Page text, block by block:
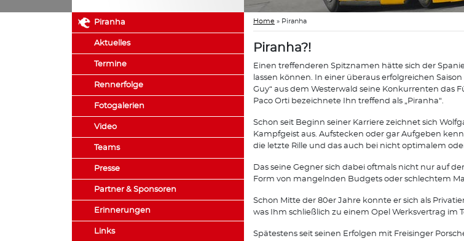
Piranha
Aktuelles
Termine
Rennerfolge
Fotogalerien
Video
Teams
Presse
Partner & Sponsoren
Erinnerungen
Links
Home » Piranha
Piranha?!
Einen treffenderen Spitznamen hätte sich der
lassen können. In einer überaus erfolgreichen
Guy“ aus dem Westerwald seine Konkurrenten das
Paco Orti bezeichnete Ihn treffend als „Piranha“.
Schon seit Beginn seiner Karriere zeichnet sich
Kampfgeist aus. Aufstecken oder gar Aufgeben
die letzte Rille und das auch bei nicht optimalem
Das seine Gegner sich dabei oftmals nicht nur auf
Form von mangelnden Budgets oder schlechtem
Schon Mitte der 80er Jahre konnte er sich als
was Ihm schließlich zu einem Opel Werksvertrag im
Spätestens seit seinen Erfolgen mit Freisinger